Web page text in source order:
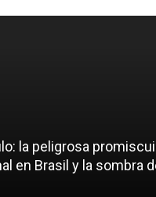
la peligrosa
en Brasil y la sombra